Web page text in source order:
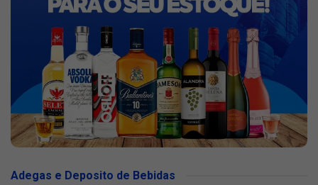
Adegas e Deposito de Bebidas